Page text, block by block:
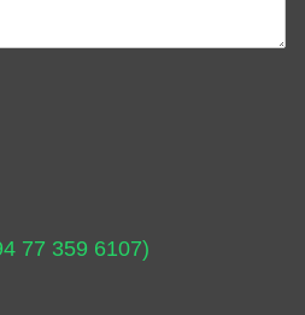
77 359 6107)